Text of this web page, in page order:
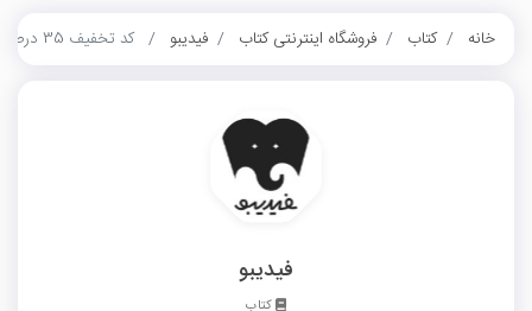
خانه کتاب فروشگاه اینترنتی کتاب فیدیبو کد تخفیف 35 درصدی فیدیبو
فیدیبو
کتاب